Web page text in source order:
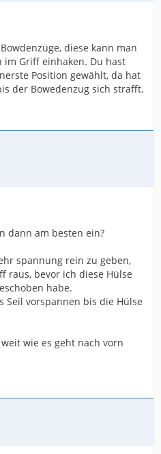
diese kann man
im Griff einhaken. Du hast
Position gewählt, da hat
der Bowedenzug sich strafft.
dann am besten ein?
spannung rein zu geben,
raus, bevor ich diese Hülse
habe.
Seil vorspannen bis die Hülse
wie es geht nach vorn